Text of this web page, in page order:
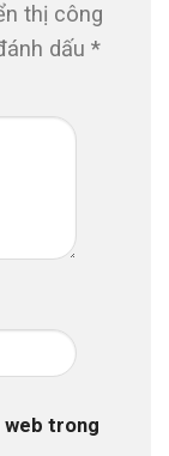
thị công
dấu *
web trong